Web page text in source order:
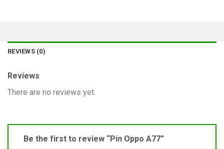
REVIEWS (0)
Reviews
There are no reviews yet.
Be the first to review “Pin Oppo A77”